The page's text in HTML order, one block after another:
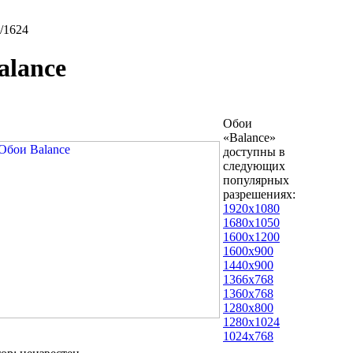
1624
Обои
«Balance»
доступны в
следующих
популярных
разрешениях:
1920x1080
1680x1050
1600x1200
1600x900
1440x900
1366x768
1360x768
1280x800
1280x1024
1024x768